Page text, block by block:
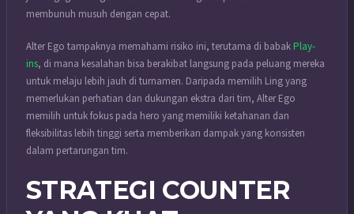
membunuh musuh dengan cepat.
Alter Ego tampaknya memahami risiko ini, terutama di babakPlay-
ins, di mana kesalahan bisa berakibat langsung pada peluang mereka
untuk melaju lebih jauh di turnamen. Daripada memilih Ling yang
memerlukan perhatian dan dukungan ekstra dari tim, Alter Ego
memilih untuk fokus pada hero yang memiliki ketahanan dan
fleksibilitas lebih tinggi serta memberikan dampak yang konsisten
dalam pertarungan tim.
STRATEGI COUNTER